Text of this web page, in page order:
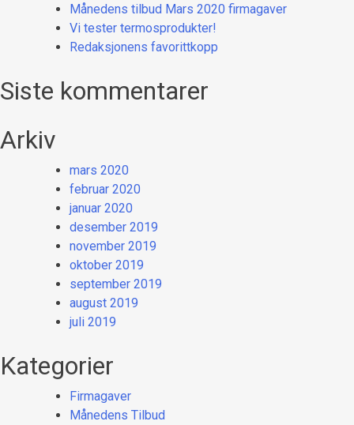
Månedens tilbud Mars 2020 firmagaver
Vi tester termosprodukter!
Redaksjonens favorittkopp
Siste kommentarer
Arkiv
mars 2020
februar 2020
januar 2020
desember 2019
november 2019
oktober 2019
september 2019
august 2019
juli 2019
Kategorier
Firmagaver
Månedens Tilbud